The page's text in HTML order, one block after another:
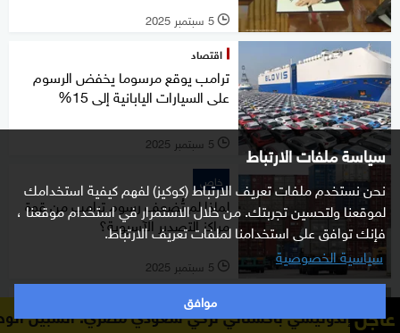
سياسة ملفات الارتباط
نحن نستخدم ملفات تعريف الارتباط (كوكيز) لفهم كيفية استخدامك
لموقعنا ولتحسين تجربتك. من خلال الاستمرار في استخدام موقعنا ،
فإنك توافق على استخدامنا لملفات تعريف الارتباط.
سياسية الخصوصية
موافق
l 5 سبتمبر 2025
اقتصاد
ترامب يوقع مرسوما يخفض الرسوم
على السيارات اليابانية إلى 15%
l 5 سبتمبر 2025
خاص
لماذا لم تُضعِف رسوم ترامب من قوة
مراكز التصدير الآسيوية؟
l 5 سبتمبر 2025
اقتصاد
ترامب يتوعد برسوم جمركية "كبيرة" عاجل تركي سعودي مصري: السبيل الوحيد لتحقيق